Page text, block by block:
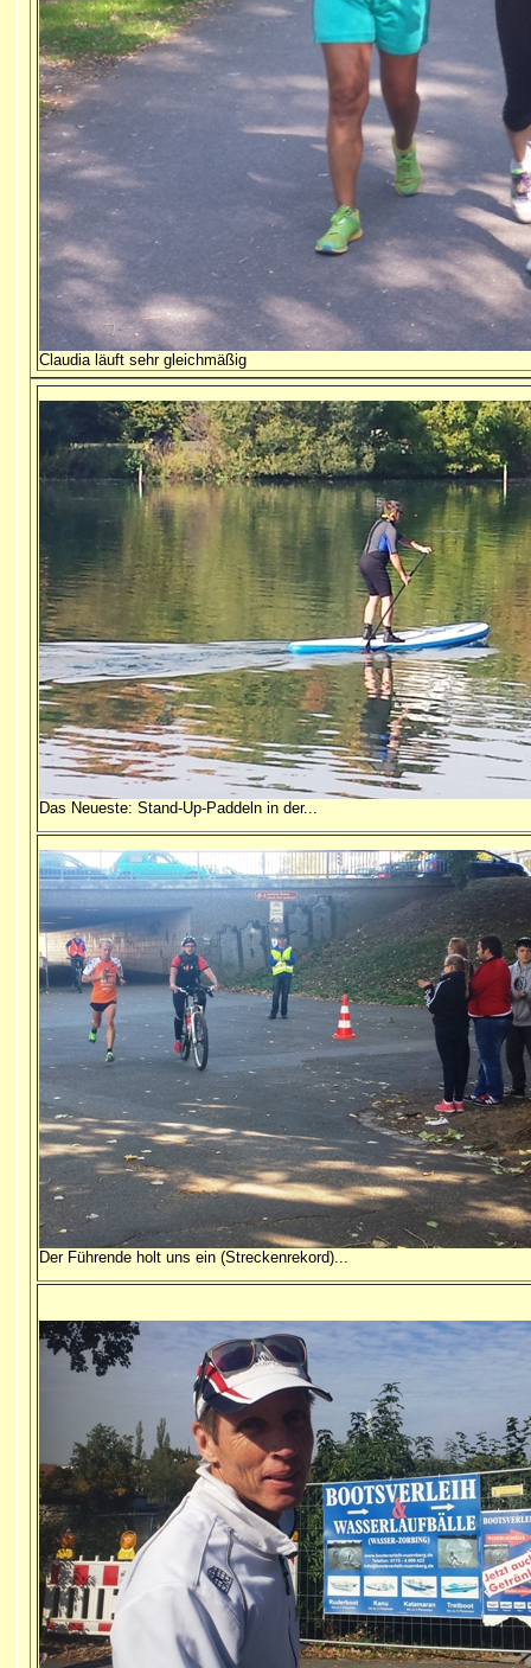
Claudia läuft sehr gleichmäßig
Das Neueste: Stand-Up-Paddeln in der...
Der Führende holt uns ein (Streckenrekord)...